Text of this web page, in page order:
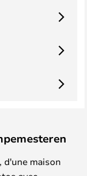
d'une maison